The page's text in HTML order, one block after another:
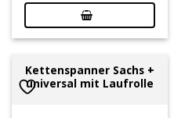
Kettenspanner Sachs +
universal mit Laufrolle